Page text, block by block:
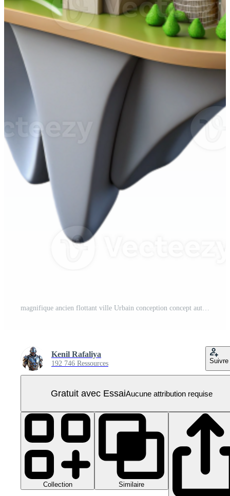
magnifique ancien flottant ville Urbain conception concept authentique PNG Pro
Kenil Rafaliya
192 746 Ressources Suivre
Gratuit avec EssaiAucune attribution requise
Collection Similaire